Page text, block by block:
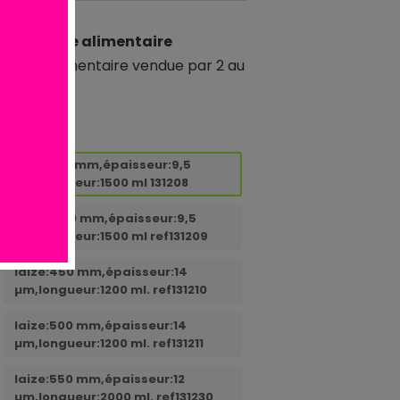
étirable alimentaire
alimentaire vendue par 2 au
laize:380 mm,épaisseur:9,5
µm,longueur:1500 ml 131208
Laize:450 mm,épaisseur:9,5
µm,longueur:1500 ml ref131209
laize:450 mm,épaisseur:14
µm,longueur:1200 ml. ref131210
laize:500 mm,épaisseur:14
µm,longueur:1200 ml. ref131211
laize:550 mm,épaisseur:12